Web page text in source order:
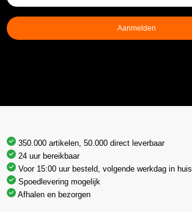
mailadres(Vereist)
Aanmelden
350.000 artikelen, 50.000 direct leverbaar
24 uur bereikbaar
Voor 15:00 uur besteld, volgende werkdag in huis
Spoedlevering mogelijk
Afhalen en bezorgen